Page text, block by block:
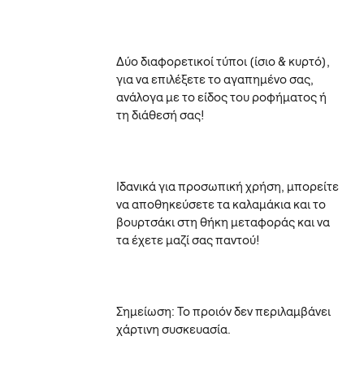
Δύο διαφορετικοί τύποι (ίσιο & κυρτό),
για να επιλέξετε το αγαπημένο σας,
ανάλογα με το είδος του ροφήματος ή
τη διάθεσή σας!
Ιδανικά για προσωπική χρήση, μπορείτε
να αποθηκεύσετε τα καλαμάκια και το
βουρτσάκι στη θήκη μεταφοράς και να
τα έχετε μαζί σας παντού!
Σημείωση: Το προιόν δεν περιλαμβάνει
χάρτινη συσκευασία.